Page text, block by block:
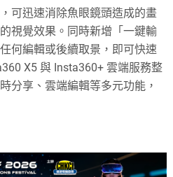
可迅速消除魚眼鏡頭造成的畫
視覺效果。同時新增「一鍵輸
何編輯或後續取景，即可快速
X5 與 Insta360+ 雲端服務整
分享、雲端編輯等多元功能，